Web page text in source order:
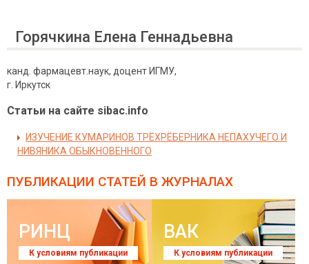
Горячкина Елена Геннадьевна
канд. фармацевт.наук, доцент ИГМУ,
г. Иркутск
Статьи на сайте sibac.info
ИЗУЧЕНИЕ КУМАРИНОВ ТРЁХРЁБЕРНИКА НЕПАХУЧЕГО И
НИВЯНИКА ОБЫКНОВЕННОГО
ПУБЛИКАЦИИ СТАТЕЙ В ЖУРНАЛАХ
РИНЦ
К условиям публикации
ВАК
К условиям публикации